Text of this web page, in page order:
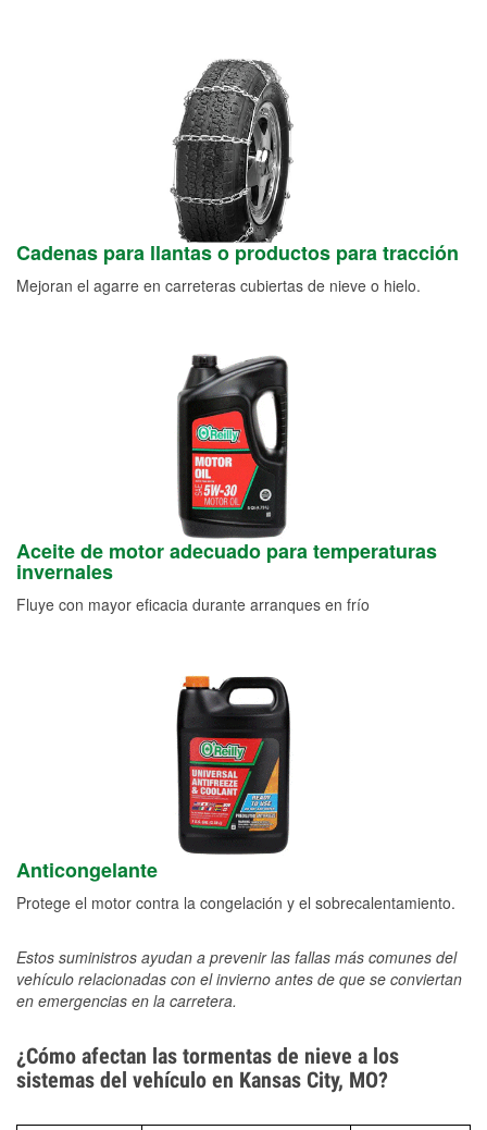
Cadenas para llantas o productos para tracción
Mejoran el agarre en carreteras cubiertas de nieve o hielo.
Aceite de motor adecuado para temperaturas
invernales
Fluye con mayor eficacia durante arranques en frío
Anticongelante
Protege el motor contra la congelación y el sobrecalentamiento.
Estos suministros ayudan a prevenir las fallas más comunes del
vehículo relacionadas con el invierno antes de que se conviertan
en emergencias en la carretera.
¿Cómo afectan las tormentas de nieve a los
sistemas del vehículo en Kansas City, MO?